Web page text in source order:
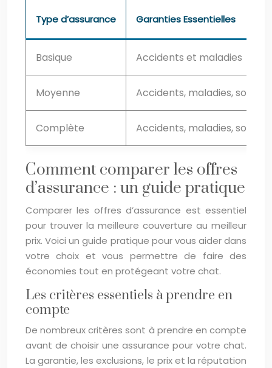
Type d’assurance Garanties Essentielles
Basique Accidents et maladies
Moyenne Accidents, maladies, soins
Complète Accidents, maladies, soins
Comment comparer les offres
d’assurance : un guide pratique
Comparer les offres d’assurance est essentiel
pour trouver la meilleure couverture au meilleur
prix. Voici un guide pratique pour vous aider dans
votre choix et vous permettre de faire des
économies tout en protégeant votre chat.
Les critères essentiels à prendre en
compte
De nombreux critères sont à prendre en compte
avant de choisir une assurance pour votre chat.
La garantie, les exclusions, le prix et la réputation